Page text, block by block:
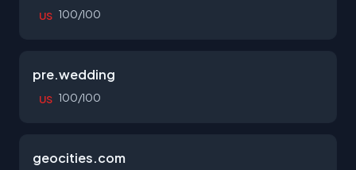
US 100/100
pre.wedding
US 100/100
geocities.com